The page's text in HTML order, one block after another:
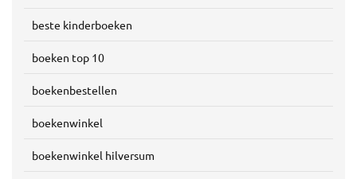
beste kinderboeken
boeken top 10
boekenbestellen
boekenwinkel
boekenwinkel hilversum